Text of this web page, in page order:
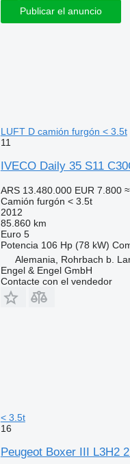
Publicar el anuncio
LUFT D camión furgón < 3.5t
11
IVECO Daily 35 S11
ARS 13.480.000 EUR 7.800
Camión furgón < 3.5t
2012
85.860 km
Euro 5
Potencia 106 Hp (78 kW)
Alemania, Rohrbach b.
Engel & Engel GmbH
Contacte con el vendedor
< 3.5t
16
Peugeot Boxer III L3H2